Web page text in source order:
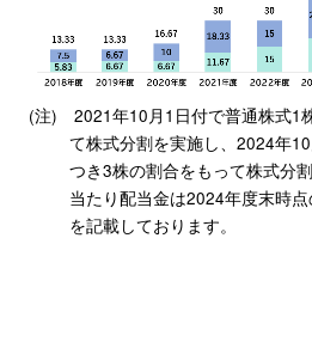
(注) 2021年10月1日付で普通株式1
て株式分割を実施し、2024年
つき3株の割合をもって株式分
当たり配当金は2024年度末時
を記載しております。